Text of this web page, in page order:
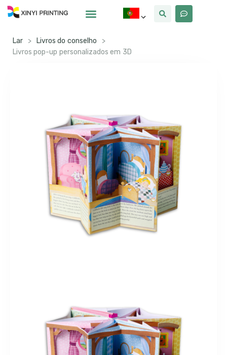
Lar > Livros do conselho
>
Livros pop-up personalizados em 3D